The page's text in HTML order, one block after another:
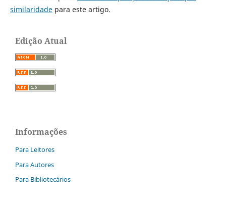
similaridadepara este artigo.
Edição Atual
Informações
Para Leitores
Para Autores
Para Bibliotecários